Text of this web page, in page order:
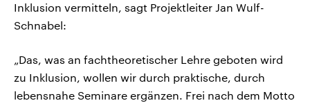
Inklusion vermitteln, sagt Projektleiter Jan Wulf-
Schnabel:
„Das, was an fachtheoretischer Lehre geboten wird
zu Inklusion, wollen wir durch praktische, durch
lebensnahe Seminare ergänzen. Frei nach dem Motto